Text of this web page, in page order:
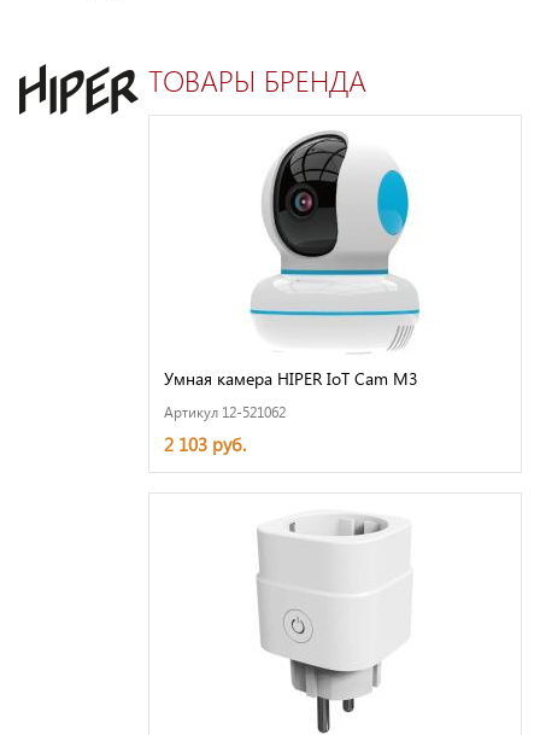
ТОВАРЫ БРЕНДА
Умная камера HIPER IoT Cam M3
Артикул 12-521062
2 103 руб.